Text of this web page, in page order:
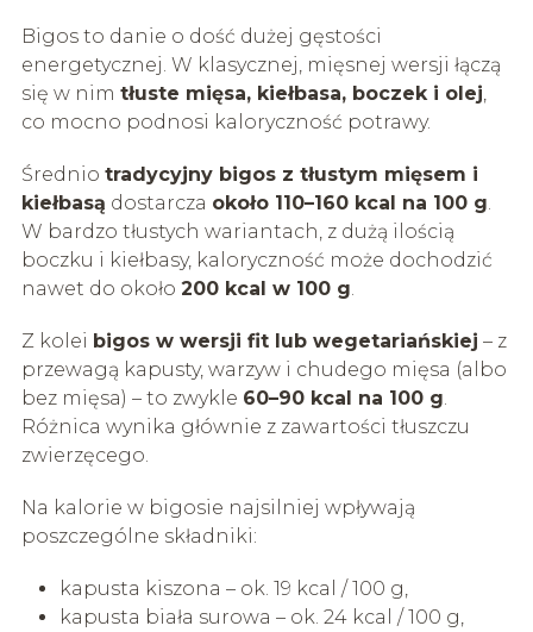
Bigos to danie o dość dużej gęstości
energetycznej. W klasycznej, mięsnej wersji łączą
się w nim tłuste mięsa, kiełbasa, boczek i olej,
co mocno podnosi kaloryczność potrawy.
Średnio tradycyjny bigos z tłustym mięsem i
kiełbasą dostarcza około 110–160 kcal na 100 g.
W bardzo tłustych wariantach, z dużą ilością
boczku i kiełbasy, kaloryczność może dochodzić
nawet do około 200 kcal w 100 g.
Z kolei bigos w wersji fit lub wegetariańskiej – z
przewagą kapusty, warzyw i chudego mięsa (albo
bez mięsa) – to zwykle 60–90 kcal na 100 g.
Różnica wynika głównie z zawartości tłuszczu
zwierzęcego.
Na kalorie w bigosie najsilniej wpływają
poszczególne składniki:
kapusta kiszona – ok. 19 kcal / 100 g,
kapusta biała surowa – ok. 24 kcal / 100 g,